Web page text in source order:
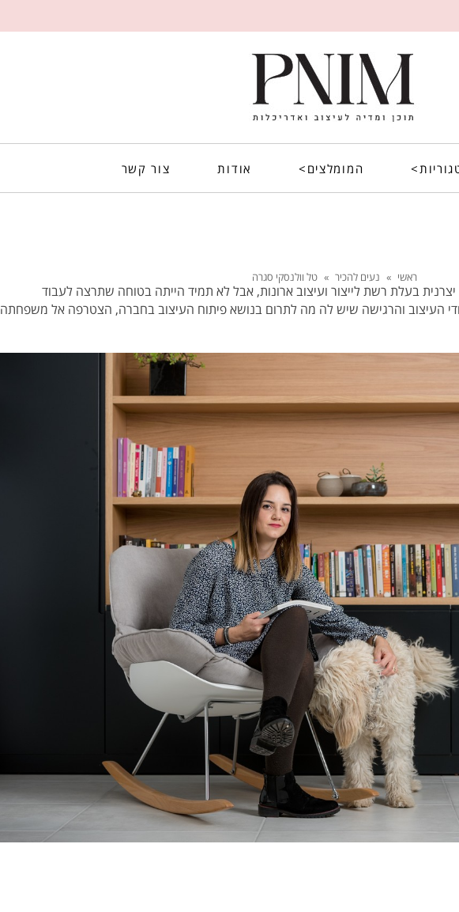
המומלצים> אודות צור קשר
ראשי » נעים להכיר » טל וולנסקי סגרה
בעלת רשת לייצור ועיצוב ארונות, אבל לא תמיד הייתה בטוחה שתרצה לעבוד
העיצוב והרגישה שיש לה מה לתרום בנושא פיתוח העיצוב בחברה, הצטרפה אל משפחתה